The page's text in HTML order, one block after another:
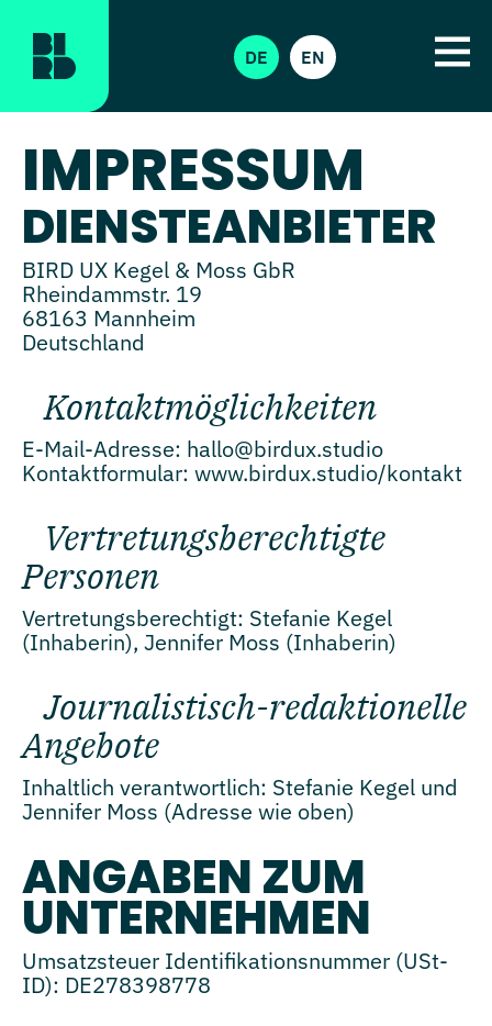
DE EN
IMPRESSUM
DIENSTEANBIETER
BIRD UX Kegel & Moss GbR
Rheindammstr. 19
68163 Mannheim
Deutschland
Kontaktmöglichkeiten
E-Mail-Adresse: hallo@birdux.studio
Kontaktformular: www.birdux.studio/kontakt
Vertretungsberechtigte
Personen
Vertretungsberechtigt: Stefanie Kegel
(Inhaberin), Jennifer Moss (Inhaberin)
Journalistisch-redaktionelle
Angebote
Inhaltlich verantwortlich: Stefanie Kegel und
Jennifer Moss (Adresse wie oben)
ANGABEN ZUM
UNTERNEHMEN
Umsatzsteuer Identifikationsnummer (USt-
ID): DE278398778